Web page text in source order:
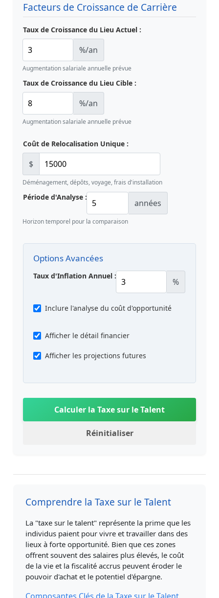
Facteurs de Croissance de Carrière
Taux de Croissance du Lieu Actuel :
%/an
Augmentation salariale annuelle prévue
Taux de Croissance du Lieu Cible :
%/an
Augmentation salariale annuelle prévue
Coût de Relocalisation Unique :
$
Déménagement, dépôts, voyage, frais d'installation
Période d'Analyse :
années
Horizon temporel pour la comparaison
Options Avancées
Taux d'Inflation Annuel :
%
Inclure l'analyse du coût d'opportunité
Afficher le détail financier
Afficher les projections futures
Calculer la Taxe sur le Talent
Réinitialiser
Comprendre la Taxe sur le Talent
La "taxe sur le talent" représente la prime que les
individus paient pour vivre et travailler dans des
lieux à forte opportunité. Bien que ces zones
offrent souvent des salaires plus élevés, le coût
de la vie et la fiscalité accrus peuvent éroder le
pouvoir d'achat et le potentiel d'épargne.